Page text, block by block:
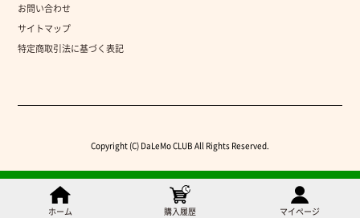
ホーム 購入履歴 マイページ
お問い合わせ
サイトマップ
特定商取引法に基づく表記
Copyright (C) DaLeMo CLUB All Rights Reserved.